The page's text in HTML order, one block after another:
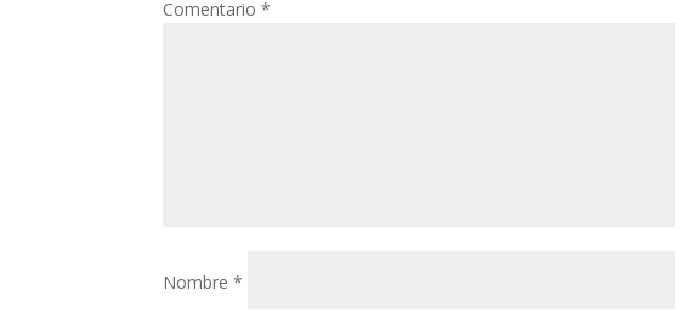
Comentario*
Nombre*